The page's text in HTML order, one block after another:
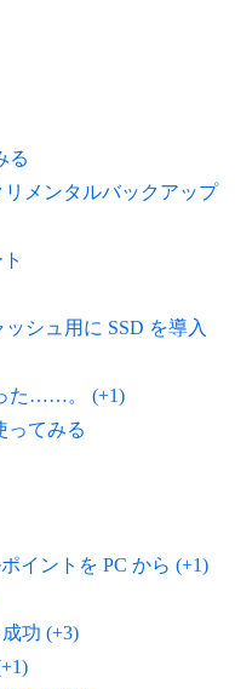
る
リメンタルバックアップ
ッシュ用に SSD を導入
た……。 (+1)
ってみる
イントを PC から (+1)
功 (+3)